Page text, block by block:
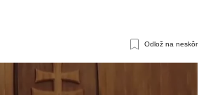
Odlož na neskôr